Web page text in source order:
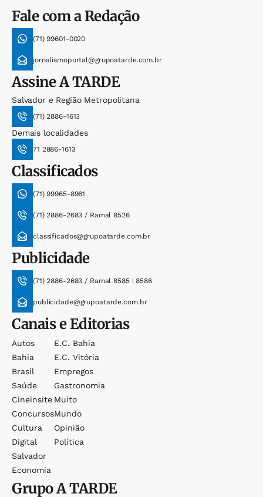
Fale com a Redação
(71) 99601-0020
jornalismoportal@grupoatarde.com.br
AssineA TARDE
Salvador e Região Metropolitana
(71) 2886-1613
Demais localidades
71 2886-1613
Classificados
(71) 99965-8961
(71) 2886-2683 / Ramal 8526
classificados@grupoatarde.com.br
Publicidade
(71) 2886-2683 / Ramal 8585 | 8586
publicidade@grupoatarde.com.br
Canais e Editorias
Autos
Bahia
Brasil
Saúde
Cineinsite
Concursos
Cultura
Digital
Salvador
Economia
E.c. Bahia
E.c. Vitória
Empregos
Gastronomia
Muito
Mundo
Opinião
Política
GrupoA TARDE